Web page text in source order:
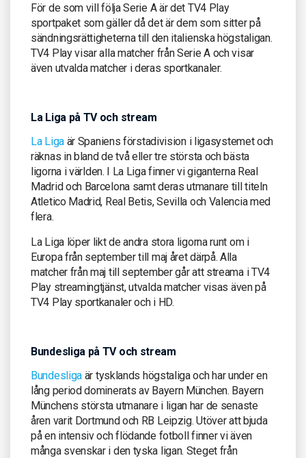
För de som vill följa Serie A är det TV4 Play
sportpaket som gäller då det är dem som sitter på
sändningsrättigheterna till den italienska högstaligan.
TV4 Play visar alla matcher från Serie A och visar
även utvalda matcher i deras sportkanaler.
La Liga på TV och stream
La Ligaär Spaniens förstadivision i ligasystemet och
räknas in bland de två eller tre största och bästa
ligorna i världen. I La Liga finner vi giganterna Real
Madrid och Barcelona samt deras utmanare till titeln
Atletico Madrid, Real Betis, Sevilla och Valencia med
flera.
La Liga löper likt de andra stora ligorna runt om i
Europa från september till maj året därpå. Alla
matcher från maj till september går att streama i TV4
Play streamingtjänst, utvalda matcher visas även på
TV4 Play sportkanaler och i HD.
Bundesliga på TV och stream
Bundesliga är tysklands högstaliga och har under en
lång period dominerats av Bayern München. Bayern
Münchens största utmanare i ligan har de senaste
åren varit Dortmund och RB Leipzig. Utöver att bjuda
på en intensiv och flödande fotboll finner vi även
många svenskar i den tyska ligan. Steget från